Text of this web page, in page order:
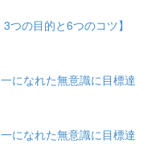
の目的と6つのコツ】
になれた無意識に目標達
になれた無意識に目標達